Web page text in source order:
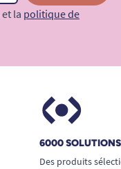
et la politique de
6000
Des produits